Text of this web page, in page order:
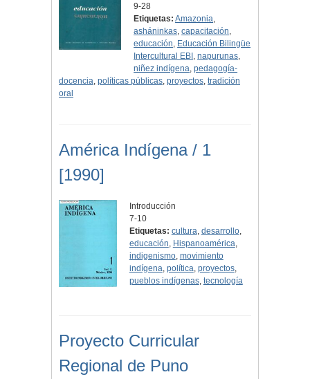
9-28
Etiquetas: Amazonia,
asháninkas,capacitación,
educación, Educación Bilingüe
Intercultural EBI ,napurunas,
niñez indígena,pedagogía-
docencia, políticas públicas, proyectos, tradición
oral
América Indígena / 1
[1990]
Introducción
7-10
Etiquetas: cultura, desarrollo,
educación, Hispanoamérica,
indigenismo, movimiento
indígena, política, proyectos,
pueblos indígenas, tecnología
Proyecto Curricular
Regional de Puno